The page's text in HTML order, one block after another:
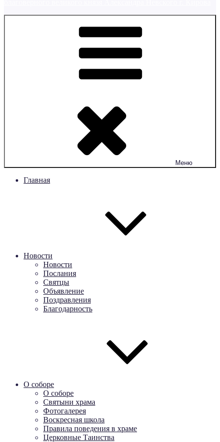
Меню
Главная
Новости
Новости
Послания
Святцы
Объявление
Поздравления
Благодарность
О соборе
О соборе
Святыни храма
Фотогалерея
Воскресная школа
Правила поведения в храме
Церковные Таинства